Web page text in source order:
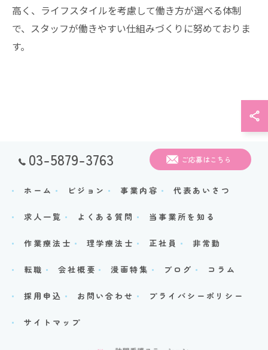
高く、ライフスタイルを考慮して働き方が選べる体制
で、スタッフが働きやすい仕組みづくりに努めておりま
す。
03-5879-3763 ご応募はこちら
ホーム ビジョン 事業内容 代表あいさつ
求人一覧 よくある質問 当事業所を知る
作業療法士 理学療法士 正社員 非常勤
転職 会社概要 漫画特集 ブログ コラム
採用申込 お問い合わせ プライバシーポリシー
サイトマップ